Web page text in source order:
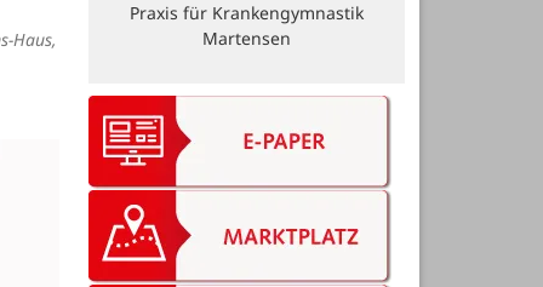
Haus,
Praxis für Krankengymnastik
Martensen